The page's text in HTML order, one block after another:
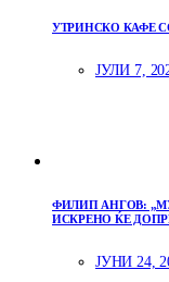
УТРИНСКО КАФЕ
ЈУЛИ 7,
ФИЛИП АНГОВ:
ИСКРЕНО ЌЕ
ЈУНИ 24,